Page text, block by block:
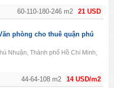
21 USD
60-110-180-246 m2
14 USD/m2
44-64-108 m2
phòng cho thuê quận phú
Nhuận, Thành phố Hồ Chí Minh,